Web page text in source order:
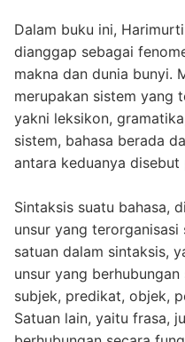
Dalam buku ini,
dianggap sebagai
makna dan dunia bunyi.
merupakan sistem yang
yakni leksikon,
sistem, bahasa berada
antara keduanya disebut
Sintaksis suatu bahasa,
unsur yang
satuan dalam sintaksis,
unsur yang
subjek, predikat, objek,
Satuan lain, yaitu frasa,